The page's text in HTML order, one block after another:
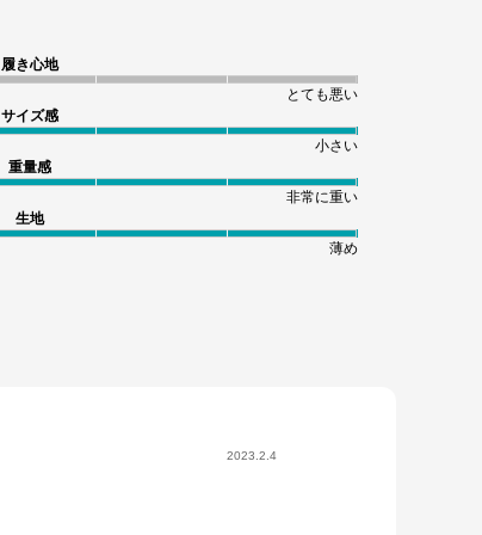
履き心地
とても悪い
サイズ感
小さい
重量感
非常に重い
生地
薄め
2023.2.4